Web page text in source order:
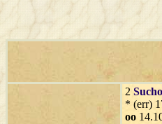
2
* (err)
oo